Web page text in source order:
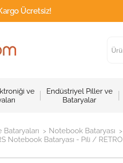
Ücretsiz!
ve
Endüstriyel Piller ve
Bataryalar
> Notebook Bataryası >
Notebook Bataryası - Pili / RETRO